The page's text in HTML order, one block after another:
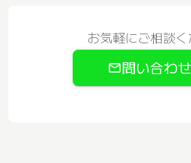
お気軽にご相談
問い合わ